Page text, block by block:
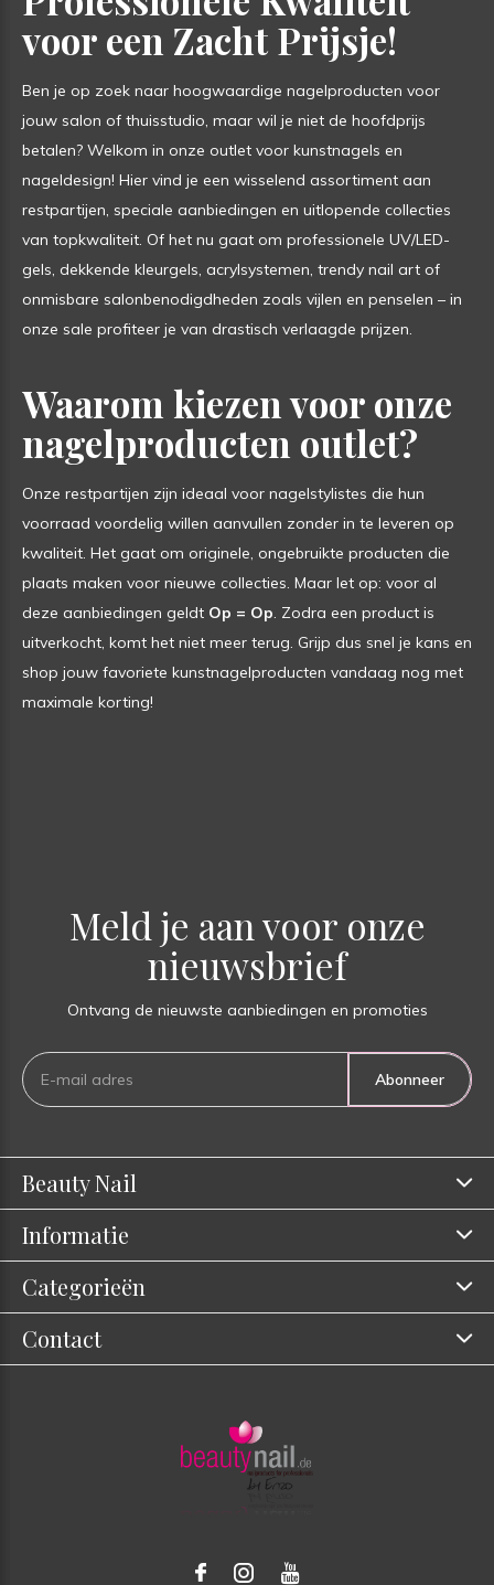
voor een Zacht Prijsje!
Ben je op zoek naar hoogwaardige nagelproducten voor
jouw salon of thuisstudio, maar wil je niet de hoofdprijs
betalen? Welkom in onze outlet voor kunstnagels en
nageldesign! Hier vind je een wisselend assortiment aan
restpartijen, speciale aanbiedingen en uitlopende collecties
van topkwaliteit. Of het nu gaat om professionele UV/LED-
gels, dekkende kleurgels, acrylsystemen, trendy nail art of
onmisbare salonbenodigdheden zoals vijlen en penselen – in
onze sale profiteer je van drastisch verlaagde prijzen.
Waarom kiezen voor onze
nagelproducten outlet?
Onze restpartijen zijn ideaal voor nagelstylistes die hun
voorraad voordelig willen aanvullen zonder in te leveren op
kwaliteit. Het gaat om originele, ongebruikte producten die
plaats maken voor nieuwe collecties. Maar let op: voor al
deze aanbiedingen geldt Op = Op . Zodra een product is
uitverkocht, komt het niet meer terug. Grijp dus snel je kans en
shop jouw favoriete kunstnagelproducten vandaag nog met
maximale korting!
Meld je aan voor onze
nieuwsbrief
Ontvang de nieuwste aanbiedingen en promoties
Abonneer
Beauty Nail
Informatie
Categorieën
Contact